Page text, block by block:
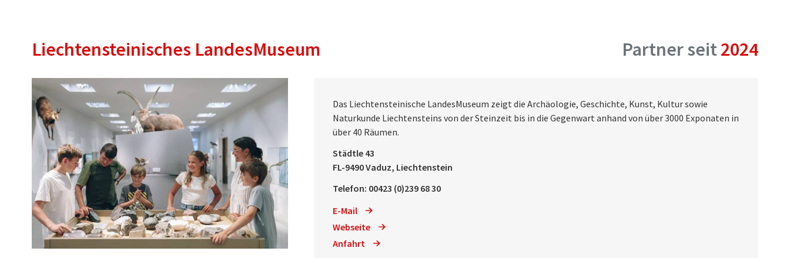
Liechtensteinisches LandesMuseum Partner seit2024
Das Liechtensteinische LandesMuseum zeigt die Archäologie, Geschichte, Kunst, Kultur sowie
Naturkunde Liechtensteins von der Steinzeit bis in die Gegenwart anhand von über 3000 Exponaten in
über 40 Räumen.
Städtle 43
FL-9490 Vaduz, Liechtenstein
Telefon: 00423 (0)239 68 30
E-Mail
Webseite
Anfahrt